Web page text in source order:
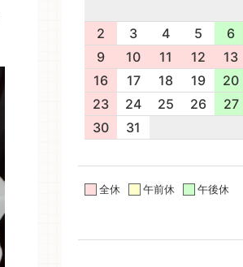
2
3 4 5 6
9
10 11 12 13
16
17 18 19 20
23
24 25 26 27
30
31
全休 午前休 午後休